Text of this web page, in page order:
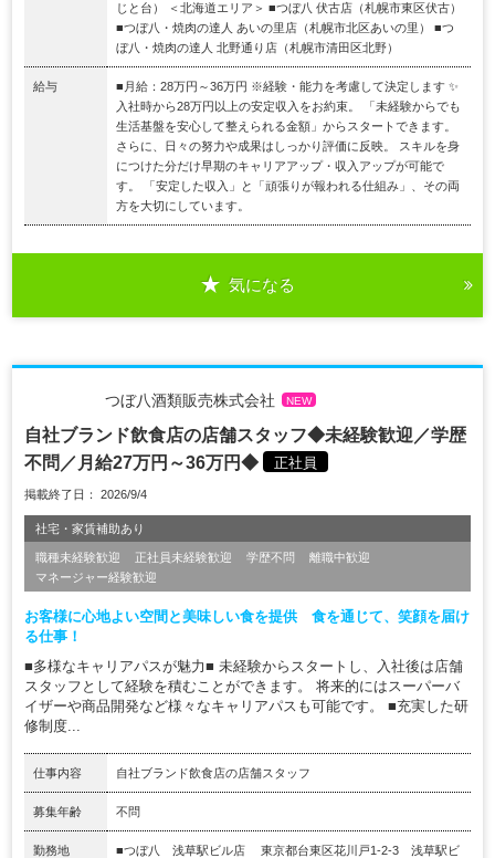
じと台） ＜北海道エリア＞ ■つぼ八 伏古店（札幌市東区伏古）
■つぼ八・焼肉の達人 あいの里店（札幌市北区あいの里） ■つ
ぼ八・焼肉の達人 北野通り店（札幌市清田区北野）
給与
■月給：28万円～36万円 ※経験・能力を考慮して決定します ✨
入社時から28万円以上の安定収入をお約束。 「未経験からでも
生活基盤を安心して整えられる金額」からスタートできます。
さらに、日々の努力や成果はしっかり評価に反映。 スキルを身
につけた分だけ早期のキャリアアップ・収入アップが可能で
す。 「安定した収入」と「頑張りが報われる仕組み」、その両
方を大切にしています。
気になる
つぼ八酒類販売株式会社 NEW
自社ブランド飲食店の店舗スタッフ◆未経験歓迎／学歴
不問／月給27万円～36万円◆
正社員
掲載終了日： 2026/9/4
社宅・家賃補助あり
職種未経験歓迎 正社員未経験歓迎 学歴不問
離職中歓迎
マネージャー経験歓迎
お客様に心地よい空間と美味しい食を提供 食を通じて、笑顔を届け
る仕事！
■多様なキャリアパスが魅力■ 未経験からスタートし、入社後は店舗
スタッフとして経験を積むことができます。 将来的にはスーパーバ
イザーや商品開発など様々なキャリアパスも可能です。 ■充実した研
修制度...
仕事内容 自社ブランド飲食店の店舗スタッフ
募集年齢 不問
勤務地
■つぼ八 浅草駅ビル店 東京都台東区花川戸1-2-3 浅草駅ビ